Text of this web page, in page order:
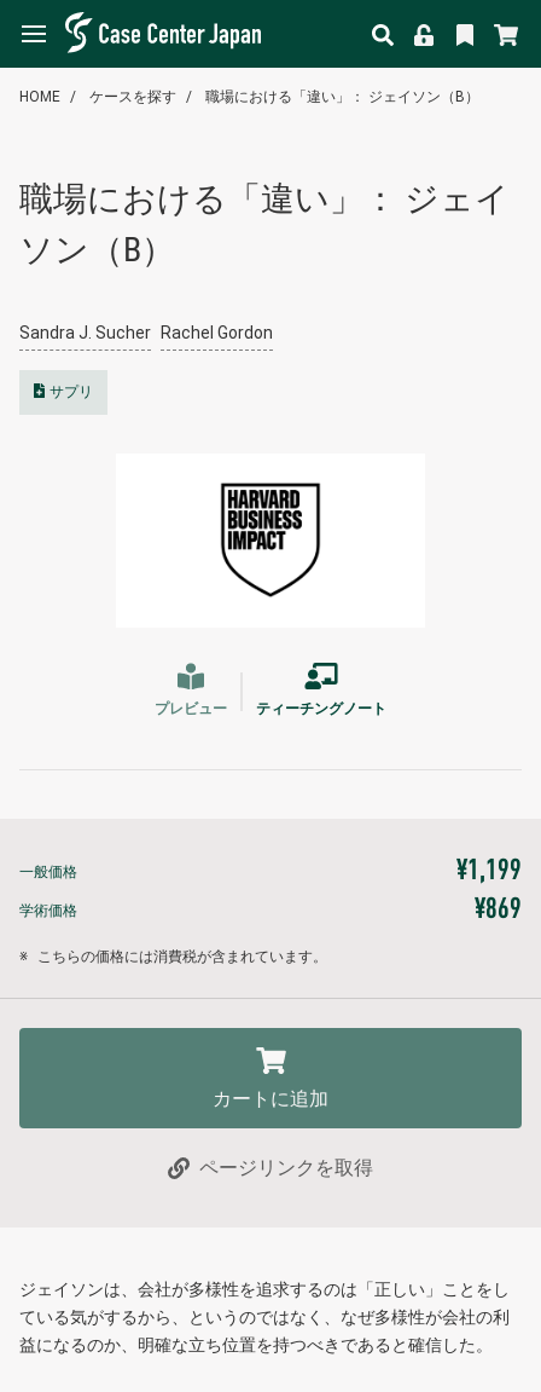
HOME ケースを探す 職場における「違い」： ジェイソン（B）
職場における「違い」： ジェイ
ソン（B）
Sandra J. Sucher Rachel Gordon
サプリ
プレビュー ティーチングノート
一般価格 ¥1,199
学術価格 ¥869
※ こちらの価格には消費税が含まれています。
カートに追加
ページリンクを取得
ジェイソンは、会社が多様性を追求するのは「正しい」ことをし
ている気がするから、というのではなく、なぜ多様性が会社の利
益になるのか、明確な立ち位置を持つべきであると確信した。